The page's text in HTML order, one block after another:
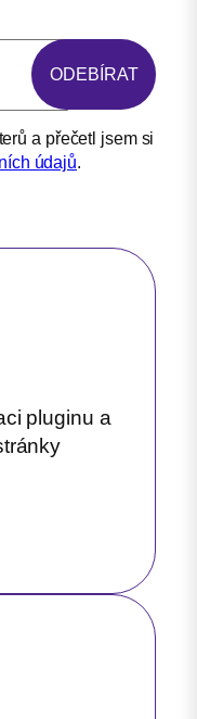
a přečetl jsem si
údajů.
pluginu a